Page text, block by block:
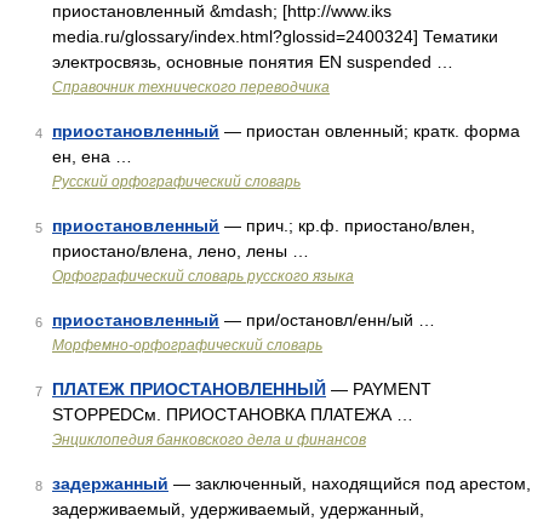
приостановленный &mdash; [http://www.iks
media.ru/glossary/index.html?glossid=2400324] Тематики
электросвязь, основные понятия EN suspended …
Справочник технического переводчика
4 приостановленный — приостан овленный; кратк. форма
ен, ена …
Русский орфографический словарь
5 приостановленный — прич.; кр.ф. приостано/влен,
приостано/влена, лено, лены …
Орфографический словарь русского языка
6 приостановленный — при/остановл/енн/ый …
Морфемно-орфографический словарь
7 ПЛАТЕЖ ПРИОСТАНОВЛЕННЫЙ — PAYMENT
STOPPEDСм. ПРИОСТАНОВКА ПЛАТЕЖА …
Энциклопедия банковского дела и финансов
8 задержанный — заключенный, находящийся под арестом,
задерживаемый, удерживаемый, удержанный,